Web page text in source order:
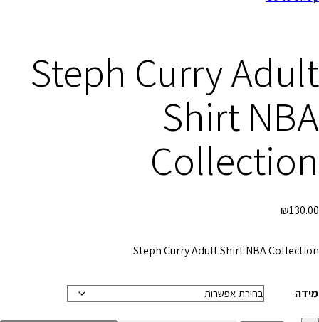
Steph Curry Adult
Shirt NBA
Collection
₪130.00
Steph Curry Adult Shirt NBA Collection
מידה